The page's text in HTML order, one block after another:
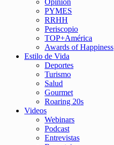
Opinión
PYMES
RRHH
Periscopio
TOP+América
Awards of Happiness
Estilo de Vida
Deportes
Turismo
Salud
Gourmet
Roaring 20s
Videos
Webinars
Podcast
Entrevistas